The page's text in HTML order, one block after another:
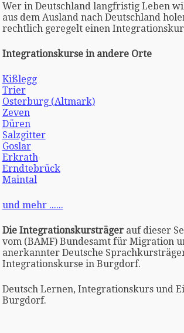
Wer in Deutschland langfristig Leben
aus dem Ausland nach Deutschland
rechtlich geregelt einen
Integrationskurse in andere Orte
Kißlegg
Trier
Osterburg (Altmark)
Zeven
Düren
Salzgitter
Goslar
Erkrath
Erndtebrück
Maintal
und mehr ......
Die Integrationskursträgerauf dieser
vom (BAMF) Bundesamt für Migration
anerkannter Deutsche
Integrationskurse in Burgdorf.
Deutsch Lernen, Integrationskurs und
Burgdorf.